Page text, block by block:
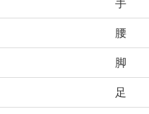
手
腰
脚
足